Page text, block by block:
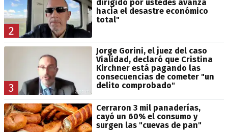
2
dirigido por ustedes avanza
hacia el desastre económico
total"
3
Jorge Gorini, el juez del caso
Vialidad, declaró que Cristina
Kirchner está pagando las
consecuencias de cometer "un
delito comprobado"
Cerraron 3 mil panaderías,
cayó un 60% el consumo y
surgen las "cuevas de pan"